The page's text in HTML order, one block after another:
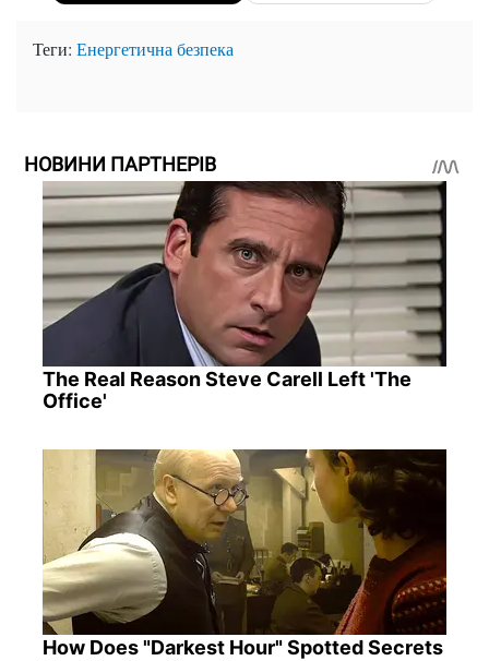
Теги: Енергетична безпека
НОВИНИ ПАРТНЕРІВ
The Real Reason Steve Carell Left 'The
Office'
How Does "Darkest Hour" Spotted Secrets